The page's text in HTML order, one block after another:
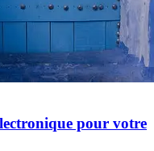
pour votre